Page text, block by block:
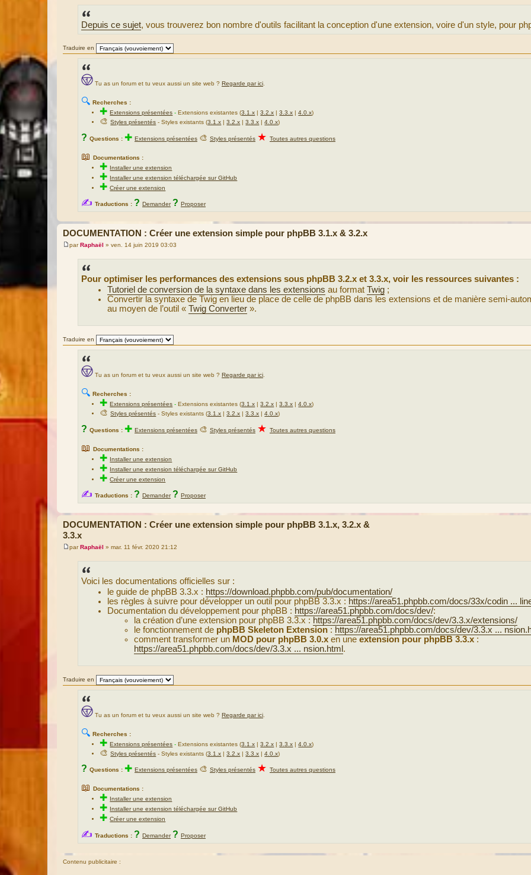
Depuis ce sujet, vous trouverez bon nombre d'outils facilitant la conception d'une extension, voire d'un style, pour
Traduire en
Tu as un forum et tu veux aussi un site web ? Regarde par ici.
🔍 Recherches :
✚Extensions présentées - Extensions existantes (3.1.x |3.2.x |3.3.x |4.0.x)
🎨Styles présentés - Styles existants (3.1.x |3.2.x |3.3.x |4.0.x)
? Questions : ✚ Extensions présentées 🎨 Styles présentés ★ Toutes autres questions
📖 Documentations :
✚ Installer une extension
✚ Installer une extension téléchargée sur GitHub
✚Créer une extension
✍ Traductions : ? Demander ? Proposer
DOCUMENTATION : Créer une extension simple pour phpBB 3.1.x & 3.2.x
M
parRaphaël » ven. 14 juin 2019 03:03
Pour optimiser les performances des extensions sous phpBB 3.2.x et 3.3.x, voir les ressources suivantes :
Tutoriel de conversion de la syntaxe dans les extensions au formatTwig ;
Convertir la syntaxe de Twig en lieu de place de celle de phpBB dans les extensions et de manière semi-
au moyen de l’outil «Twig Converter ».
Traduire en
Tu as un forum et tu veux aussi un site web ? Regarde par ici
🔍 Recherches :
✚Extensions présentées -Extensions existantes (3.1.x |3.2.x |3.3.x |4.0.x)
🎨Styles présentés - Styles existants (3.1.x |3.2.x |3.3.x |4.0.x)
? Questions : ✚ Extensions présentées 🎨 Styles présentés ★ Toutes autres questions
📖 Documentations :
✚ Installer une extension
✚ Installer une extension téléchargée sur GitHub
✚Créer une extension
✍ Traductions : ? Demander ? Proposer
DOCUMENTATION : Créer une extension simple pour phpBB 3.1.x, 3.2.x &
3.3.x
M
parRaphaël » mar. 11 févr. 2020 21:12
Voici les documentations officielles sur :
le guide de phpBB 3.3.x : https://download.phpbb.com/pub/documentation/
les règles à suivre pour développer un outil pour phpBB 3.3.x : https://area51.phpbb.com/docs/33x/codin ...
Documentation du développement pour phpBB : https://area51.phpbb.com/docs/dev/:
la création d’une extension pour phpBB 3.3.x : https://area51.phpbb.com/docs/dev/3.3.x/extensions/
le fonctionnement de phpBB Skeleton Extension: https://area51.phpbb.com/docs/dev/3.3.x ...
comment transformer un MOD pour phpBB 3.0.xen une extension pour phpBB 3.3.x:
https://area51.phpbb.com/docs/dev/3.3.x ... nsion.html .
Traduire en
Tu as un forum et tu veux aussi un site web ? Regarde par ici
🔍 Recherches :
✚Extensions présentées -Extensions existantes (3.1.x |3.2.x |3.3.x |4.0.x)
🎨Styles présentés - Styles existants (3.1.x |3.2.x |3.3.x |4.0.x)
? Questions : ✚ Extensions présentées 🎨 Styles présentés ★ Toutes autres questions
📖 Documentations :
✚ Installer une extension
✚ Installer une extension téléchargée sur GitHub
✚Créer une extension
✍ Traductions : ? Demander ? Proposer
Contenu publicitaire :